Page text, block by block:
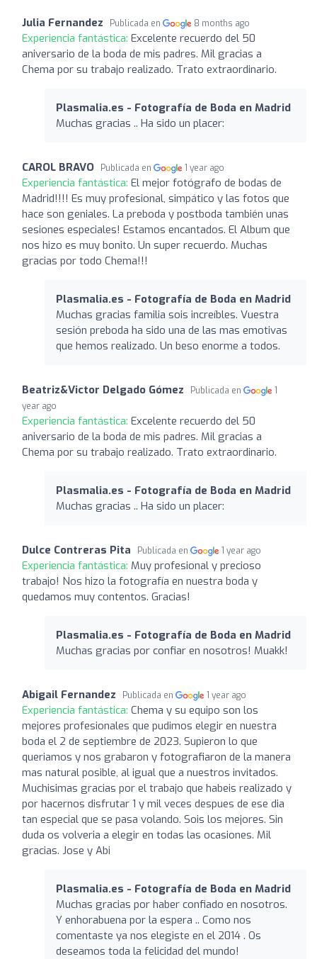
Julia Fernandez Publicada en 8 months ago
Experiencia fantástica: Excelente recuerdo del 50
aniversario de la boda de mis padres. Mil gracias a
Chema por su trabajo realizado. Trato extraordinario.
Plasmalia.es - Fotografía de Boda en Madrid
Muchas gracias .. Ha sido un placer:
CAROL BRAVO Publicada en 1 year ago
Experiencia fantástica: El mejor fotógrafo de bodas de
Madrid!!!! Es muy profesional, simpático y las fotos que
hace son geniales. La preboda y postboda también unas
sesiones especiales! Estamos encantados. El Album que
nos hizo es muy bonito. Un super recuerdo. Muchas
gracias por todo Chema!!!
Plasmalia.es - Fotografía de Boda en Madrid
Muchas gracias familia sois increíbles. Vuestra
sesión preboda ha sido una de las mas emotivas
que hemos realizado. Un beso enorme a todos.
Beatriz&Victor Delgado Gómez Publicada en
1
year ago
Experiencia fantástica: Excelente recuerdo del 50
aniversario de la boda de mis padres. Mil gracias a
Chema por su trabajo realizado. Trato extraordinario.
Plasmalia.es - Fotografía de Boda en Madrid
Muchas gracias .. Ha sido un placer:
Dulce Contreras Pita Publicada en 1 year ago
Experiencia fantástica: Muy profesional y precioso
trabajo! Nos hizo la fotografía en nuestra boda y
quedamos muy contentos. Gracias!
Plasmalia.es - Fotografía de Boda en Madrid
Muchas gracias por confiar en nosotros! Muakk!
Abigail Fernandez Publicada en 1 year ago
Experiencia fantástica: Chema y su equipo son los
mejores profesionales que pudimos elegir en nuestra
boda el 2 de septiembre de 2023. Supieron lo que
queriamos y nos grabaron y fotografiaron de la manera
mas natural posible, al igual que a nuestros invitados.
Muchisimas gracias por el trabajo que habeis realizado y
por hacernos disfrutar 1 y mil veces despues de ese dia
tan especial que se pasa volando. Sois los mejores. Sin
duda os volveria a elegir en todas las ocasiones. Mil
gracias. Jose y Abi
Plasmalia.es - Fotografía de Boda en Madrid
Muchas gracias por haber confiado en nosotros.
Y enhorabuena por la espera .. Como nos
comentaste ya nos elegiste en el 2014 . Os
deseamos toda la felicidad del mundo!